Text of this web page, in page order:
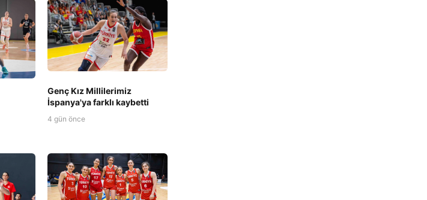
Genç Kız Millilerimiz
İspanya'ya farklı kaybetti
4 gün önce